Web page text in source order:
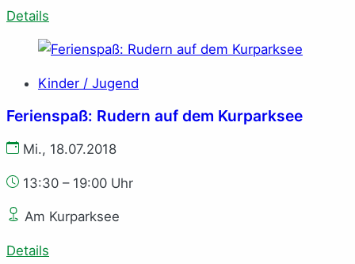
Details
Kinder / Jugend
Ferienspaß: Rudern auf dem Kurparksee
Mi., 18.07.2018
13:30 – 19:00 Uhr
Am Kurparksee
Details